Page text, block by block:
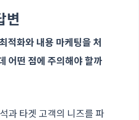
변
적화와 내용 마케팅을 처
어떤 점에 주의해야 할까
과 타겟 고객의 니즈를 파